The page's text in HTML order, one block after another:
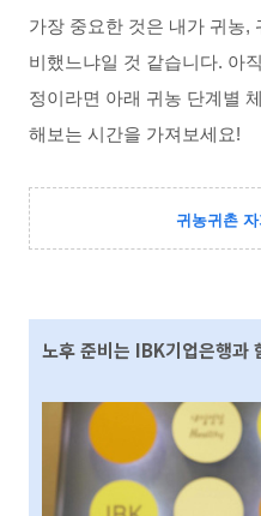
가장 중요한 것은 내가 귀농,
비했느냐일 것 같습니다. 아
정이라면 아래 귀농 단계별
해보는 시간을 가져보세요!
귀농귀촌
노후 준비는 IBK기업은행과